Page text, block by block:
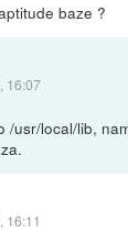
baze ?
16:07
/usr/local/lib,
16:11